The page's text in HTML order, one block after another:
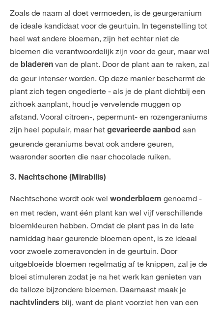
Zoals de naam al doet vermoeden, is de geurgeranium
de ideale kandidaat voor de geurtuin. In tegenstelling tot
heel wat andere bloemen, zijn het echter niet de
bloemen die verantwoordelijk zijn voor de geur, maar wel
de bladeren van de plant. Door de plant aan te raken, zal
de geur intenser worden. Op deze manier beschermt de
plant zich tegen ongedierte - als je de plant dichtbij een
zithoek aanplant, houd je vervelende muggen op
afstand. Vooral citroen-, pepermunt- en rozengeraniums
zijn heel populair, maar het gevarieerde aanbod aan
geurende geraniums bevat ook andere geuren,
waaronder soorten die naar chocolade ruiken.
3. Nachtschone (Mirabilis)
Nachtschone wordt ook wel wonderbloem genoemd -
en met reden, want één plant kan wel vijf verschillende
bloemkleuren hebben. Omdat de plant pas in de late
namiddag haar geurende bloemen opent, is ze ideaal
voor zwoele zomeravonden in de geurtuin. Door
uitgebloeide bloemen regelmatig af te knippen, zal je de
bloei stimuleren zodat je na het werk kan genieten van
de talloze bijzondere bloemen. Daarnaast maak je
nachtvlinders blij, want de plant voorziet hen van een